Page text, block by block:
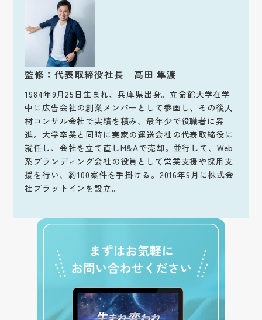
監修：代表取締役社長 高田 隼渡
1984年9月25日生まれ、兵庫県出身。立命館大学在学
中に広告会社の創業メンバーとして参画し、その後人
材コンサル会社で実績を積み、最年少で役職者に昇
進。大学卒業と同時に実家の運送会社の代表取締役に
就任し、会社を立て直しM&Aで売却。並行して、Web
系ブランディング会社の役員として営業支援や採用支
援を行い、約100案件を手掛ける。2016年9月に株式会
社プラットインを設立。